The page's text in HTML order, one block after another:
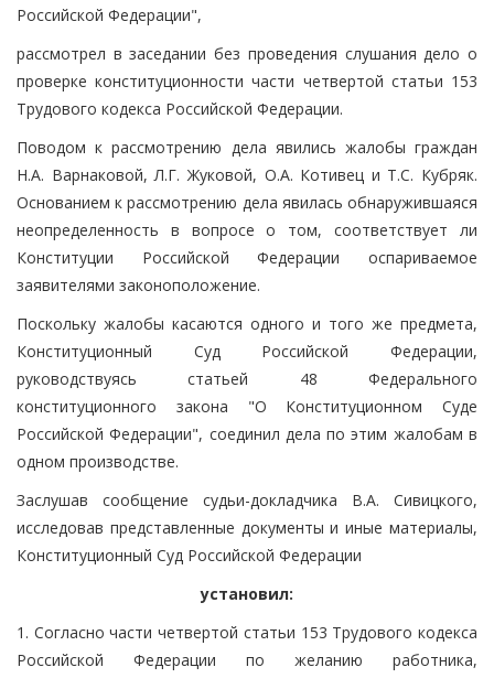
Российской Федерации",
рассмотрел в заседании без проведения слушания дело о
проверке конституционности части четвертой статьи 153
Трудового кодекса Российской Федерации.
Поводом к рассмотрению дела явились жалобы граждан
Н.А. Варнаковой, Л.Г. Жуковой, О.А. Котивец и Т.С. Кубряк.
Основанием к рассмотрению дела явилась обнаружившаяся
неопределенность в вопросе о том, соответствует ли
Конституции Российской Федерации оспариваемое
заявителями законоположение.
Поскольку жалобы касаются одного и того же предмета,
Конституционный Суд Российской Федерации,
руководствуясь статьей 48 Федерального
конституционного закона "О Конституционном Суде
Российской Федерации", соединил дела по этим жалобам в
одном производстве.
Заслушав сообщение судьи-докладчика В.А. Сивицкого,
исследовав представленные документы и иные материалы,
Конституционный Суд Российской Федерации
установил:
1. Согласно части четвертой статьи 153 Трудового кодекса
Российской Федерации по желанию работника,